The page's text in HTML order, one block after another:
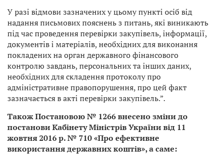
У разі відмови зазначених у цьому пункті осіб від
надання письмових пояснень з питань, які виникають
під час проведення перевірки закупівель, інформації,
документів і матеріалів, необхідних для виконання
покладених на орган державного фінансового
контролю завдань, персональних та інших даних,
необхідних для складення протоколу про
адміністративне правопорушення, про цей факт
зазначається в акті перевірки закупівель.”.
Також Постановою № 1266 внесено зміни до
постанови Кабінету Міністрів України від 11
жовтня 2016 р. № 710 «Про ефективне
використання державних коштів», а саме: